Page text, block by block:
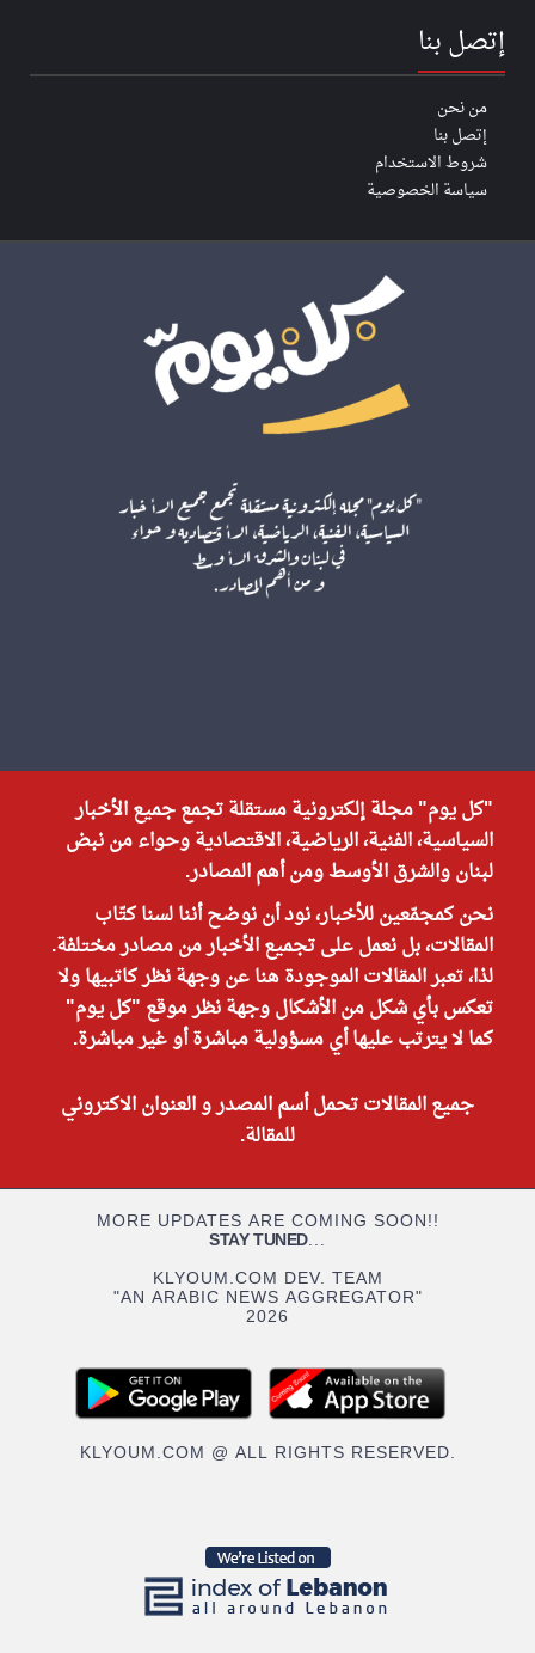
إتصل بنا
من نحن
إتصل بنا
شروط الاستخدام
سياسة الخصوصية
"كل يوم" مجلة إلكترونية مستقلة تجمع جميع الأخبار
السياسية، الفنية، الرياضية، الاقتصادية وحواء من نبض
لبنان والشرق الأوسط ومن أهم المصادر.
نحن كمجمّعين للأخبار، نود أن نوضح أننا لسنا كتّاب
المقالات، بل نعمل على تجميع الأخبار من مصادر مختلفة.
لذا، تعبر المقالات الموجودة هنا عن وجهة نظر كاتبيها ولا
تعكس بأي شكل من الأشكال وجهة نظر موقع "كل يوم"
كما لا يترتب عليها أي مسؤولية مباشرة أو غير مباشرة.
جميع المقالات تحمل أسم المصدر و العنوان الاكتروني
للمقالة.
MORE UPDATES ARE COMING SOON!!
STAY TUNED...
KLYOUM.COM DEV. TEAM
"AN ARABIC NEWS AGGREGATOR"
2026
KLYOUM.COM @ ALL RIGHTS RESERVED.